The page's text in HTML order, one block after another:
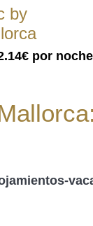
by
por noche